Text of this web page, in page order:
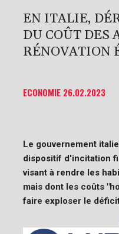
EN ITALIE,
DU COÛT DES
RÉNOVATION
ECONOMIE 26.02.2023
Le gouvernement
dispositif d'incitation
visant à rendre les
mais dont les coûts
faire exploser le